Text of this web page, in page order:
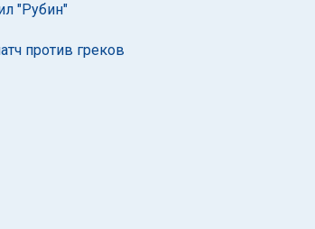
"Рубин"
против греков